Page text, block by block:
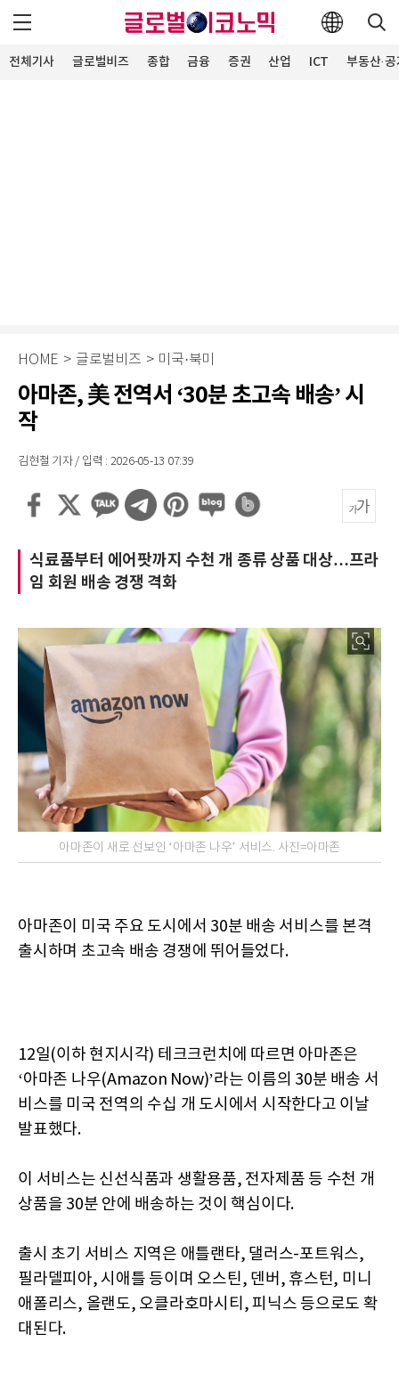
전체기사 글로벌비즈 종합 금융 증권 산업 ICT 부동산·
HOME > 글로벌비즈 > 미국·북미
아마존, 美 전역서 ‘30분 초고속 배송’ 시
작
김현철 기자 / 입력 : 2026-05-13 07:39
식료품부터 에어팟까지 수천 개 종류 상품 대상…프라
임 회원 배송 경쟁 격화
아마존이 새로 선보인 ‘아마존 나우’ 서비스. 사진=아마존
아마존이 미국 주요 도시에서 30분 배송 서비스를 본격
출시하며 초고속 배송 경쟁에 뛰어들었다.
12일(이하 현지시각) 테크크런치에 따르면 아마존은
‘아마존 나우(Amazon Now)’라는 이름의 30분 배송 서
비스를 미국 전역의 수십 개 도시에서 시작한다고 이날
발표했다.
이 서비스는 신선식품과 생활용품, 전자제품 등 수천 개
상품을 30분 안에 배송하는 것이 핵심이다.
출시 초기 서비스 지역은 애틀랜타, 댈러스-포트워스,
필라델피아, 시애틀 등이며 오스틴, 덴버, 휴스턴, 미니
애폴리스, 올랜도, 오클라호마시티, 피닉스 등으로도 확
대된다.